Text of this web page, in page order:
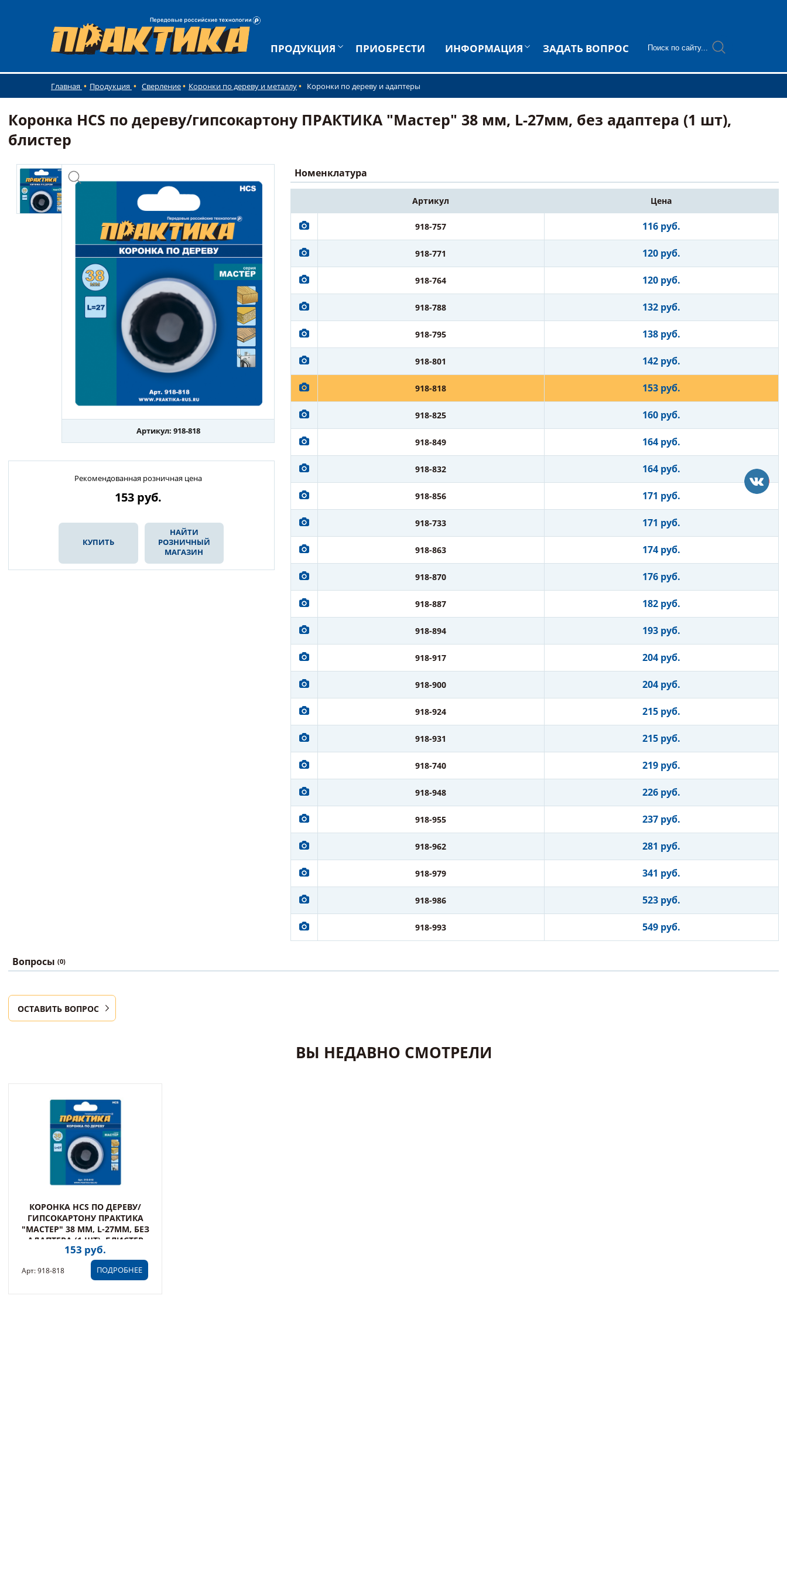
ПРОДУКЦИЯ ПРИОБРЕСТИ ИНФОРМАЦИЯ ЗАДАТЬ ВОПРОС
Главная Продукция Сверление Коронки по дереву и металлу Коронки по дереву и адаптеры
Коронка HCS по дереву/гипсокартону ПРАКТИКА "Мастер" 38 мм, L-27мм, без адаптера (1 шт),
блистер
Артикул: 918-818
Рекомендованная розничная цена
153 руб.
КУПИТЬ
НАЙТИ
РОЗНИЧНЫЙ
МАГАЗИН
Номенклатура
Артикул Цена
918-757 116 руб.
918-771 120 руб.
918-764 120 руб.
918-788 132 руб.
918-795 138 руб.
918-801 142 руб.
918-818 153 руб.
918-825 160 руб.
918-849 164 руб.
918-832 164 руб.
918-856 171 руб.
918-733 171 руб.
918-863 174 руб.
918-870 176 руб.
918-887 182 руб.
918-894 193 руб.
918-917 204 руб.
918-900 204 руб.
918-924 215 руб.
918-931 215 руб.
918-740 219 руб.
918-948 226 руб.
918-955 237 руб.
918-962 281 руб.
918-979 341 руб.
918-986 523 руб.
918-993 549 руб.
Вопросы (0)
ОСТАВИТЬ ВОПРОС
ВЫ НЕДАВНО СМОТРЕЛИ
КОРОНКА HCS ПО ДЕРЕВУ/
ГИПСОКАРТОНУ ПРАКТИКА
"МАСТЕР" 38 ММ, L-27ММ, БЕЗ
АДАПТЕРА (1 ШТ), БЛИСТЕР
153 руб.
ПОДРОБНЕЕ
Арт: 918-818